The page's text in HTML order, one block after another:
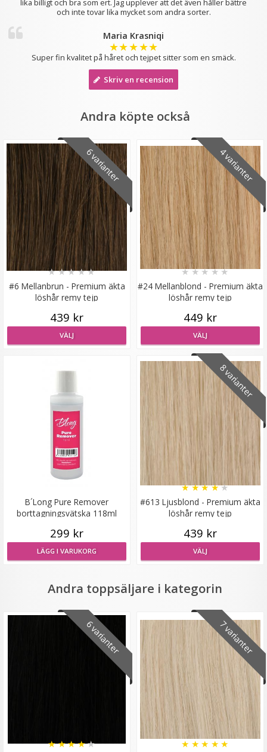
Diadem med fläta Svart
★★★★ ★
89 kr
129 kr
LÄGG I VARUKORG
Syntetiskt löshår Gloriatråd rakt - Mellanblond #22/613
★ ★
199 kr
★★ ★
79 kr
lika billigt och bra som ert. Jag upplever att det även håller bättre
och inte tovar lika mycket som andra sorter.
Maria Krasniqi
★★★★★
Super fin kvalitet på håret och tejpet sitter som en smäck.
Skriv en recension
Andra köpte också
6 varianter
#6 Mellanbrun - Premium äkta
löshår remy tejp
★★★★★
439 kr
VÄLJ
4 varianter
#24 Mellanblond - Premium äkta
löshår remy tejp
★★★★★
449 kr
VÄLJ
B´Long Pure Remover
borttagningsvätska 118ml
299 kr
LÄGG I VARUKORG
8 varianter
#613 Ljusblond - Premium äkta
löshår remy tejp
★★★★★
439 kr
VÄLJ
Andra toppsäljare i kategorin
6 varianter
★★★★★
7 varianter
★ ★ ★ ★ ★